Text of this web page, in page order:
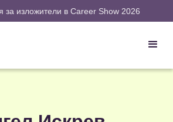
за изложители в Career Show 2026